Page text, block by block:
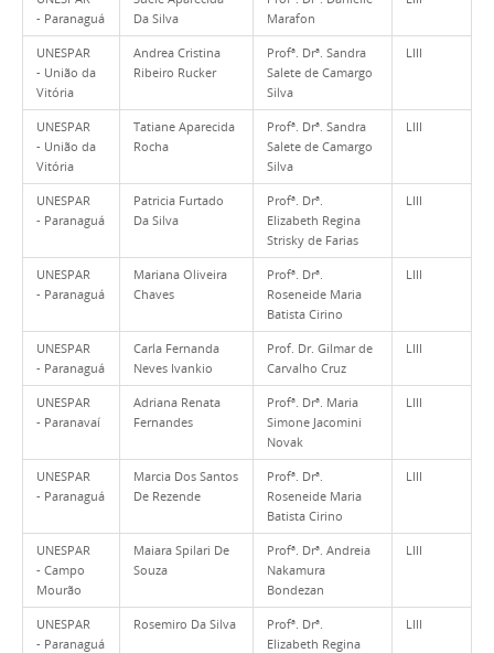
- Paranaguá
Da Silva
Marafon
UNESPAR
- União da
Vitória
Andrea Cristina
Ribeiro Rucker
Profª. Drª. Sandra
Salete de Camargo
Silva
LIII
UNESPAR
- União da
Vitória
Tatiane Aparecida
Rocha
Profª. Drª. Sandra
Salete de Camargo
Silva
LIII
UNESPAR
- Paranaguá
Patricia Furtado
Da Silva
Profª. Drª.
Elizabeth Regina
Strisky de Farias
LIII
UNESPAR
- Paranaguá
Mariana Oliveira
Chaves
Profª. Drª.
Roseneide Maria
Batista Cirino
LIII
UNESPAR
- Paranaguá
Carla Fernanda
Neves Ivankio
Prof. Dr. Gilmar de
Carvalho Cruz
LIII
UNESPAR
- Paranavaí
Adriana Renata
Fernandes
Profª. Drª. Maria
Simone Jacomini
Novak
LIII
UNESPAR
- Paranaguá
Marcia Dos Santos
De Rezende
Profª. Drª.
Roseneide Maria
Batista Cirino
LIII
UNESPAR
- Campo
Mourão
Maiara Spilari De
Souza
Profª. Drª. Andreia
Nakamura
Bondezan
LIII
UNESPAR
- Paranaguá
Rosemiro Da Silva
Profª. Drª.
Elizabeth Regina
LIII